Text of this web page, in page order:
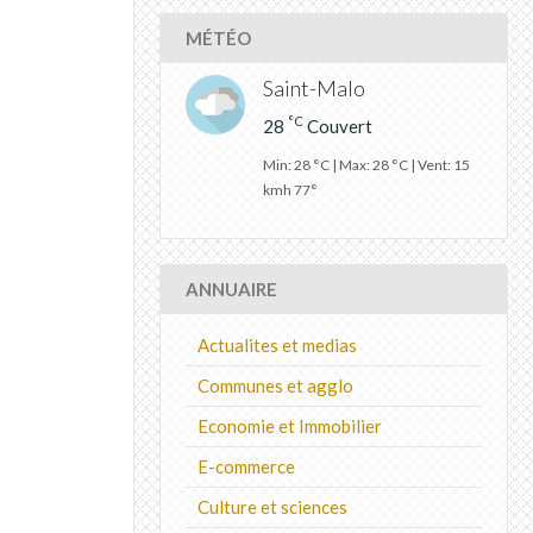
MÉTÉO
Saint-Malo
28 °C Couvert
Min: 28 °C | Max: 28 °C | Vent: 15
kmh 77°
ANNUAIRE
Actualites et medias
Communes et agglo
Economie et Immobilier
E-commerce
Culture et sciences